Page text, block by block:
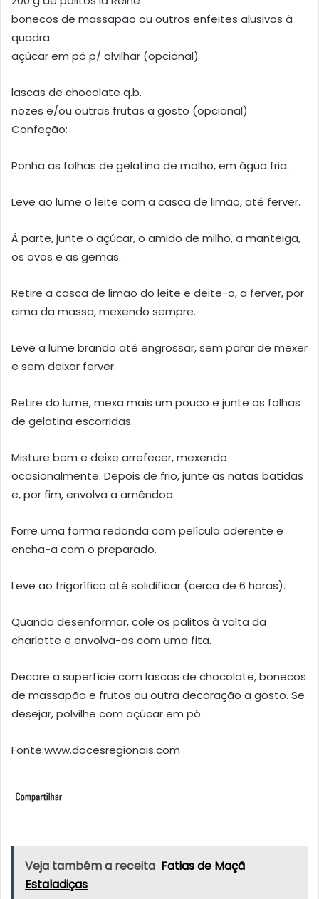
bonecos de massapão ou outros enfeites alusivos à
quadra
açúcar em pó p/ olvilhar (opcional)
lascas de chocolate q.b.
nozes e/ou outras frutas a gosto (opcional)
Confeção:
Ponha as folhas de gelatina de molho, em água fria.
Leve ao lume o leite com a casca de limão, até ferver.
À parte, junte o açúcar, o amido de milho, a manteiga,
os ovos e as gemas.
Retire a casca de limão do leite e deite-o, a ferver, por
cima da massa, mexendo sempre.
Leve a lume brando até engrossar, sem parar de mexer
e sem deixar ferver.
Retire do lume, mexa mais um pouco e junte as folhas
de gelatina escorridas.
Misture bem e deixe arrefecer, mexendo
ocasionalmente. Depois de frio, junte as natas batidas
e, por fim, envolva a amêndoa.
Forre uma forma redonda com película aderente e
encha-a com o preparado.
Leve ao frigorífico até solidificar (cerca de 6 horas).
Quando desenformar, cole os palitos à volta da
charlotte e envolva-os com uma fita.
Decore a superfície com lascas de chocolate, bonecos
de massapão e frutos ou outra decoração a gosto. Se
desejar, polvilhe com açúcar em pó.
Fonte:www.docesregionais.com
Veja também a receita Fatias de Maçã
Estaladiças